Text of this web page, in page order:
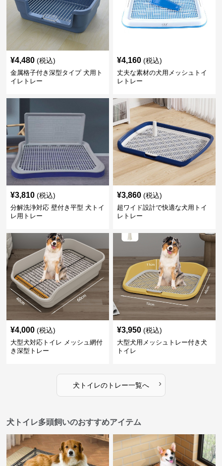
¥4,480 (税込)
金属格子付き深型タイプ 犬用ト
イレトレー
¥4,160 (税込)
丈夫な素材の犬用メッシュトイ
レトレー
¥3,810 (税込)
分解洗浄対応 壁付き平型 犬トイ
レ用トレー
¥3,860 (税込)
超ワイド設計で快適な犬用トイ
レトレー
¥4,000 (税込)
大型犬対応トイレ メッシュ網付
き深型トレー
¥3,950 (税込)
大型犬用メッシュトレー付き犬
トイレ
犬トイレのトレー一覧へ ›
犬トイレ多頭飼いのおすすめアイテム